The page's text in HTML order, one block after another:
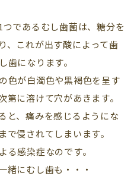
であるむし歯菌は、糖分を
、これが出す酸によって歯
歯になります。
色が白濁色や黒褐色を呈す
に溶けて穴があきます。
と、痛みを感じるようにな
で侵されてしまいます。
る感染症なのです。
緒にむし歯も・・・